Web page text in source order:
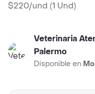
$220/und (1 Und)
Veterinaria
Palermo
Disponible en